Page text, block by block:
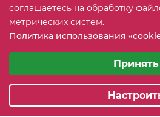
+7 (815) 2 606-608
г. Мурманск, ул.
соглашаетесь на обработку
метрических систем.
Политика использования
Аналитические/Функциональные
Принять